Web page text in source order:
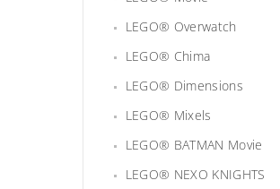
LEGO® Overwatch
LEGO® Chima
LEGO® Dimensions
LEGO® Mixels
LEGO® BATMAN Movie
LEGO® NEXO KNIGHTS